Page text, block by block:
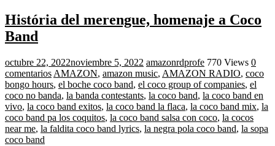
História del merengue, homenaje a Coco
Band
octubre 22, 2022noviembre 5, 2022 amazonrdprofe 770 Views 0
comentarios AMAZON, amazon music, AMAZON RADIO, coco
bongo hours, el boche coco band, el coco group of companies, el
coco no banda, la banda contestants, la coco band, la coco band en
vivo, la coco band exitos, la coco band la flaca, la coco band mix, la
coco band pa los coquitos, la coco band salsa con coco, la cocos
near me, la faldita coco band lyrics, la negra pola coco band, la sopa
coco band